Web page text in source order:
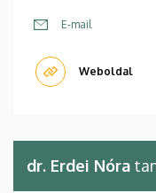
E-mail
Weboldal
dr. Erdei Nóra